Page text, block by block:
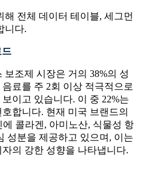
해 전체 데이터 테이블, 세그먼
니다.
드
조제 시장은 거의 38%의 성
료를 주 2회 이상 적극적으로
이고 있습니다. 이 중 22%는
합니다. 현재 미국 브랜드의
콜라겐, 아미노산, 식물성 항
성분을 제공하고 있으며, 이는
의 강한 성향을 나타냅니다.